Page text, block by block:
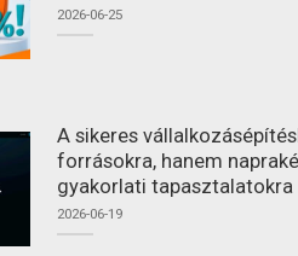
2026-06-25
A sikeres
forrásokra, hanem
gyakorlati tapasztalatokra
2026-06-19